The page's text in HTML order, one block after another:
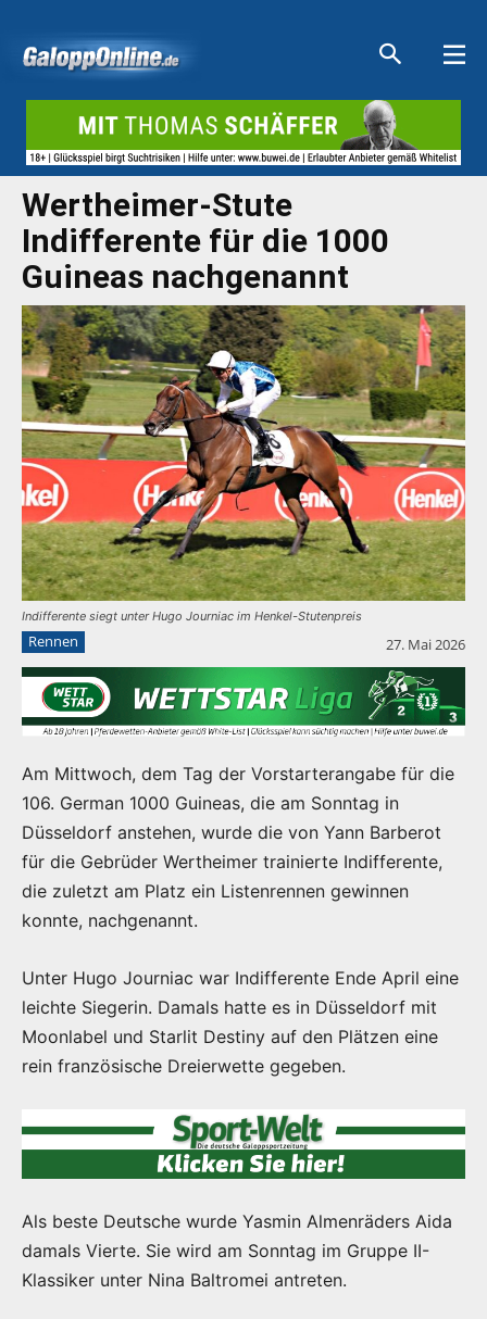
Wertheimer-Stute
Indifferente für die 1000
Guineas nachgenannt
Indifferente siegt unter Hugo Journiac im Henkel-Stutenpreis
Rennen 27. Mai 2026
Am Mittwoch, dem Tag der Vorstarterangabe für die
106. German 1000 Guineas, die am Sonntag in
Düsseldorf anstehen, wurde die von Yann Barberot
für die Gebrüder Wertheimer trainierte Indifferente,
die zuletzt am Platz ein Listenrennen gewinnen
konnte, nachgenannt.
Unter Hugo Journiac war Indifferente Ende April eine
leichte Siegerin. Damals hatte es in Düsseldorf mit
Moonlabel und Starlit Destiny auf den Plätzen eine
rein französische Dreierwette gegeben.
Als beste Deutsche wurde Yasmin Almenräders Aida
damals Vierte. Sie wird am Sonntag im Gruppe II-
Klassiker unter Nina Baltromei antreten.